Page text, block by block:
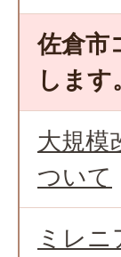
佐倉市
します
大規模
ついて
ミレ